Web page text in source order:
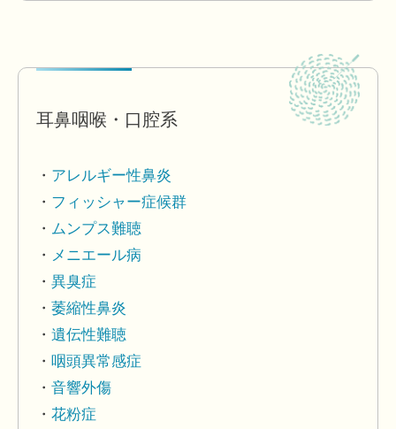
耳鼻咽喉・口腔系
アレルギー性鼻炎
フィッシャー症候群
ムンプス難聴
メニエール病
異臭症
萎縮性鼻炎
遺伝性難聴
咽頭異常感症
音響外傷
花粉症